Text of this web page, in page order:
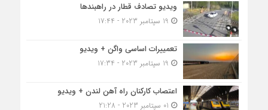
ویدیو تصادف قطار در راهبندها
تعمییرات اساسی واگن + ویدیو
اعتصاب کارکنان راه آهن لندن + ویدیو